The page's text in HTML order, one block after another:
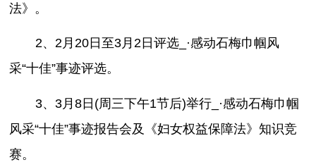
法》。
2、2月20日至3月2日评选_·感动石梅巾帼风
采“十佳”事迹评选。
3、3月8日(周三下午1节后)举行_·感动石梅巾帼
风采“十佳”事迹报告会及《妇女权益保障法》知识竞
赛。